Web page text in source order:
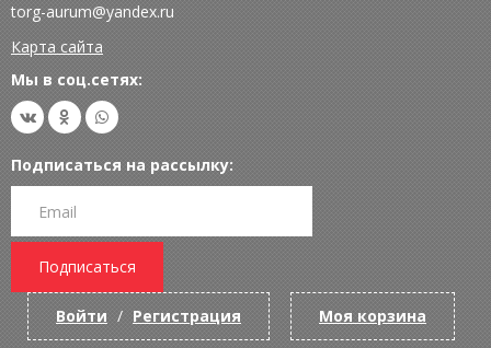
torg-aurum@yandex.ru
Карта сайта
Мы в соц.сетях:
Подписаться на рассылку:
Подписаться
Войти / Регистрация Моя корзина